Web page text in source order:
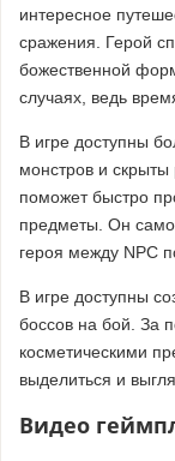
интересное
сражения. Герой
божественной
случаях, ведь
В игре доступны
монстров и
поможет быстро
предметы. Он
героя между NPC
В игре доступны
боссов на бой. За
косметическими
выделиться и
Видео